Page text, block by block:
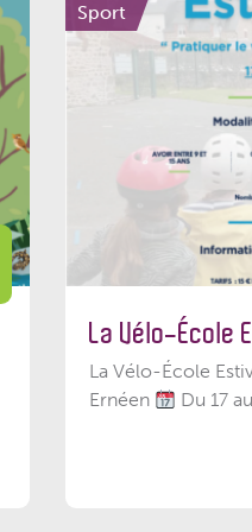
Sport
La Vélo-École
La Vélo-École
Ernéen
Du 17